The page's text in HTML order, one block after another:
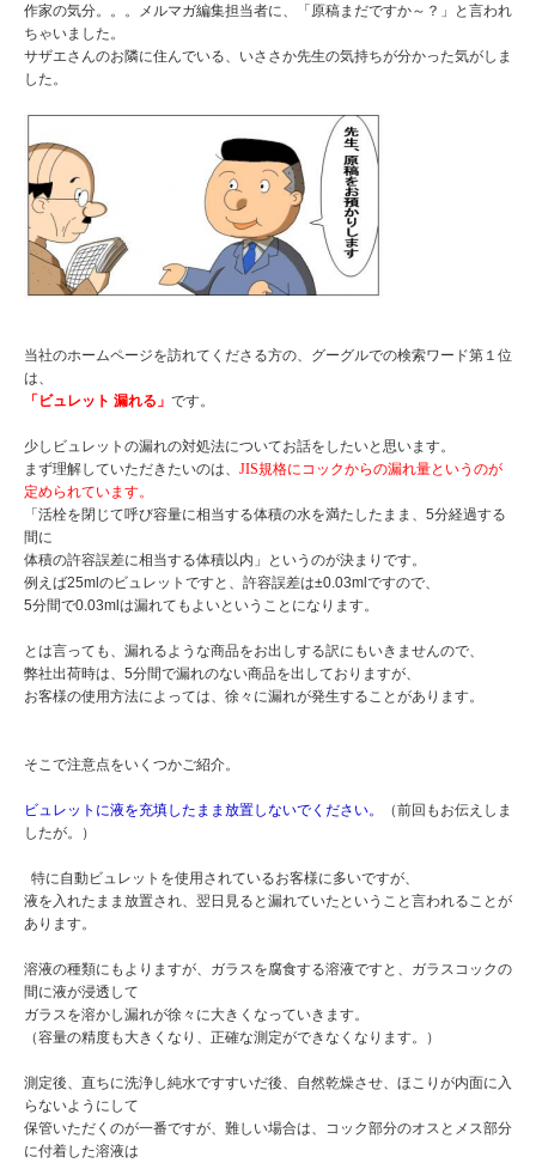
作家の気分。。。メルマガ編集担当者に、「原稿まだですか～？」と言われ
ちゃいました。
サザエさんのお隣に住んでいる、いささか先生の気持ちが分かった気がしま
した。
当社のホームページを訪れてくださる方の、グーグルでの検索ワード第１位
は、
「ビュレット 漏れる」 です。
少しビュレットの漏れの対処法についてお話をしたいと思います。
まず理解していただきたいのは、 JIS規格にコックからの漏れ量というのが
定められています。
「活栓を閉じて呼び容量に相当する体積の水を満たしたまま、5分経過する
間に
体積の許容誤差に相当する体積以内」というのが決まりです。
例えば25mlのビュレットですと、許容誤差は±0.03mlですので、
5分間で0.03mlは漏れてもよいということになります。
とは言っても、漏れるような商品をお出しする訳にもいきませんので、
弊社出荷時は、5分間で漏れのない商品を出しておりますが、
お客様の使用方法によっては、徐々に漏れが発生することがあります。
そこで注意点をいくつかご紹介。
ビュレットに液を充填したまま放置しないでください。
（前回もお伝えしま
したが。）
特に自動ビュレットを使用されているお客様に多いですが、
液を入れたまま放置され、翌日見ると漏れていたということ言われることが
あります。
溶液の種類にもよりますが、ガラスを腐食する溶液ですと、ガラスコックの
間に液が浸透して
ガラスを溶かし漏れが徐々に大きくなっていきます。
（容量の精度も大きくなり、正確な測定ができなくなります。）
測定後、直ちに洗浄し純水ですすいだ後、自然乾燥させ、ほこりが内面に入
らないようにして
保管いただくのが一番ですが、難しい場合は、コック部分のオスとメス部分
に付着した溶液は